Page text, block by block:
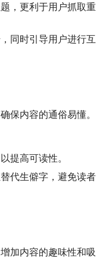
，更利于用户抓取重
同时引导用户进行互
保内容的通俗易懂。
提高可读性。
代生僻字，避免读者
加内容的趣味性和吸